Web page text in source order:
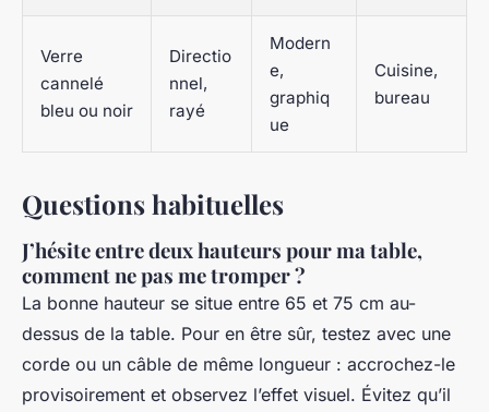
Verre
cannelé
bleu ou noir
Directio
nnel,
rayé
Modern
e,
graphiq
ue
Cuisine,
bureau
Questions habituelles
J’hésite entre deux hauteurs pour ma table,
comment ne pas me tromper ?
La bonne hauteur se situe entre 65 et 75 cm au-
dessus de la table. Pour en être sûr, testez avec une
corde ou un câble de même longueur : accrochez-le
provisoirement et observez l’effet visuel. Évitez qu’il